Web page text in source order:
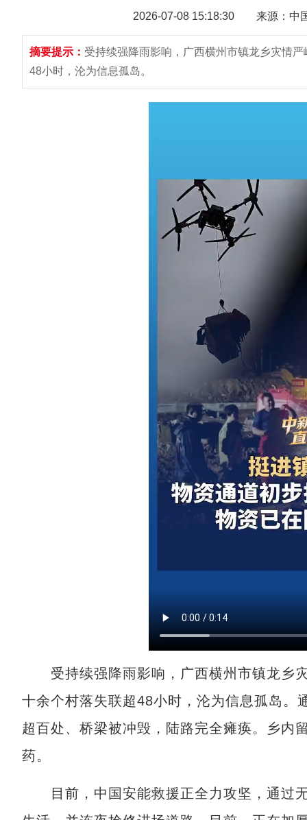
2026-07-08 15:18:30 来源：中
摘要提示： 受持续强降雨影响，广西横州市镇龙乡灾情
48小时，沦为信息孤岛。
受持续强降雨影响，广西横州市镇龙乡
十余个村落失联超48小时，沦为信息孤岛。
超百处、桥梁被冲毁，陆路完全瘫痪。乡内
药。
目前，中国安能救援正全力攻坚，通过